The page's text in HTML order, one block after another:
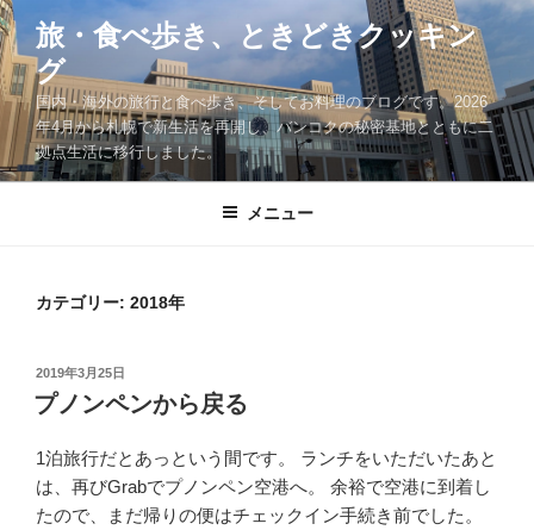
コ
ン
テ
ン
ツ
へ
ス
旅・食べ歩き、ときどきクッキン
グ
国内・海外の旅行と食べ歩き、そしてお料理のブログです。2026
年4月から札幌で新生活を再開し、バンコクの秘密基地とともに二
拠点生活に移行しました。
メニュー
カテゴリー: 2018年
投
稿
日:
2019年3月25日
プノンペンから戻る
1泊旅行だとあっという間です。 ランチをいただいたあと
は、再びGrabでプノンペン空港へ。 余裕で空港に到着し
たので、まだ帰りの便はチェックイン手続き前でした。